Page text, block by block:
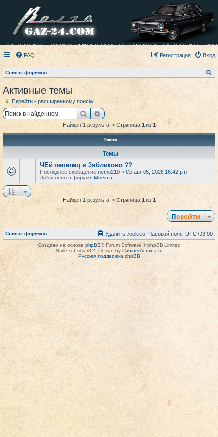
FAQ Вход
Регистрация
Список форумов
о
Активные темы
Перейти к расширенному поиску
ПоискРасширенный поиск
Найден 1 результат • Страница 1из 1
Темы
Темы
ЧЕй пепелац в Зябликово ??
Последнее сообщение nemo210 « Ср авг 05, 2026 16:42 pm
Добавлено в форуме Москва
Найден 1 результат • Страница 1из 1
Перейти
Список форумов Часовой пояс: UTC+03:00
Удалить cookies
Создано на основе phpBB® Forum Software © phpBB Limited
Style subsilver3.2. Design by CabinetAdmina.ru
Русская поддержка phpBB